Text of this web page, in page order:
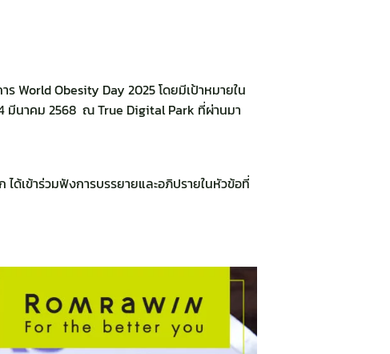
World Obesity Day 2025 โดยมีเป้าหมายใน
มีนาคม 2568 ณ True Digital Park ที่ผ่านมา
เข้าร่วมฟังการบรรยายและอภิปรายในหัวข้อที่